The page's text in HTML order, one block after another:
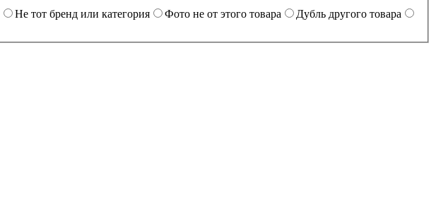
Не тот бренд или категория Фото не от этого товара
Дубль другого товара